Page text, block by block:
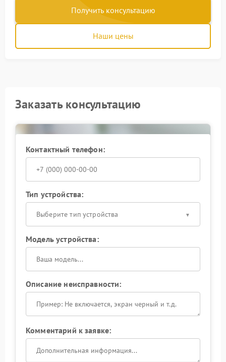
Получить консультацию
Наши цены
Заказать консультацию
Контактный телефон:
Тип устройства:
Выберите тип устройства
Модель устройства:
Описание неисправности:
Комментарий к заявке: